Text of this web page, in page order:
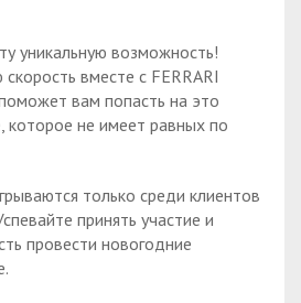
уникальную возможность!
вместе с FERRARI
вам попасть на это
которое не имеет равных по
только среди клиентов
принять участие и
провести новогодние